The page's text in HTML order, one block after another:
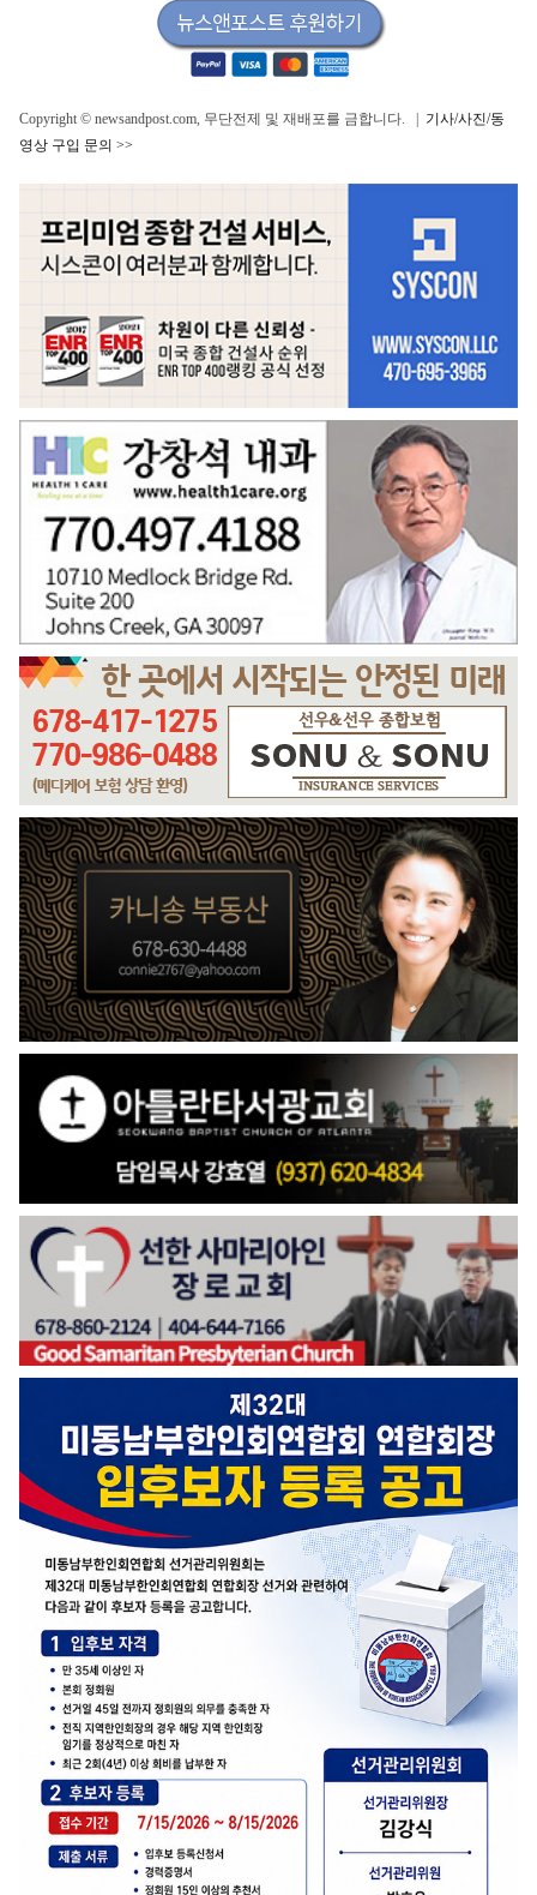
Copyright © newsandpost.com, 무단전제 및 재배포를 금합니다. | 기사/사진/동
영상 구입 문의 >>